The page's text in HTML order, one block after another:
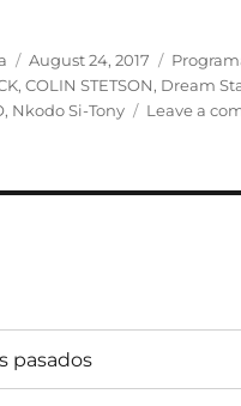
Posted
on
August 24, 2017
,COLIN STETSON, Dream
, Nkodo Si-Tony Leave a
pasados